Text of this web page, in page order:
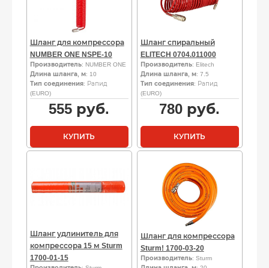
Шланг для компрессора
NUMBER ONE NSPE-10
Производитель: NUMBER ONE
Длина шланга, м: 10
Тип соединения: Рапид
(EURO)
555 руб.
КУПИТЬ
Шланг спиральный
ELITECH 0704.011000
Производитель: Elitech
Длина шланга, м: 7.5
Тип соединения: Рапид
(EURO)
780 руб.
КУПИТЬ
Шланг удлинитель для
компрессора 15 м Sturm
1700-01-15
Шланг для компрессора
Sturm! 1700-03-20
Производитель: Sturm